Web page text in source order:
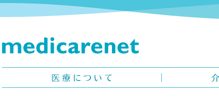
メディケアネット -
medicarenet -